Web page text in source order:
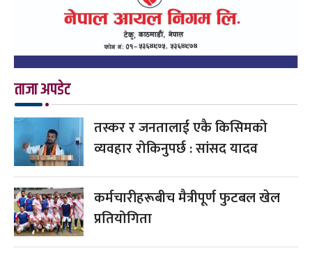
ताजा अपडेट
तस्कर र जनतालाई एकै किसिमको
व्यवहार रोकिनुपर्छ : सांसद यादव
कर्मचारीहरूबीच मैत्रीपूर्ण फुटबल खेल
प्रतियोगिता